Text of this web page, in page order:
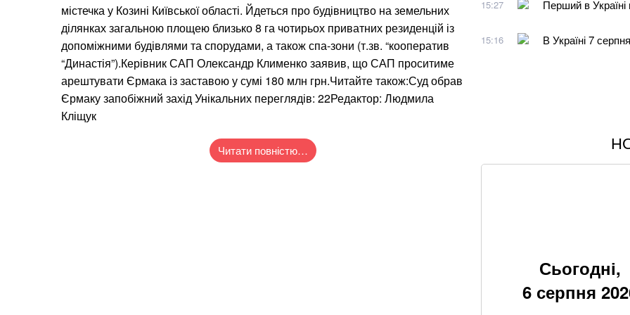
містечка у Козині Київської області. Йдеться про будівництво на земельних
ділянках загальною площею близько 8 га чотирьох приватних резиденцій із
допоміжними будівлями та спорудами, а також спа-зони (т.зв. “кооператив
“Династія”).Керівник САП Олександр Клименко заявив, що ‎САП проситиме
арештувати Єрмака із заставою у сумі 180 млн грн.‎Читайте також:Суд обрав
Єрмаку запобіжний захід Унікальних переглядів: 22Редактор: Людмила
Кліщук
Читати повністю…
15:27 Перший в
15:16 В Україні 7
Пенсіонерам
Ракетний удар
З 28 ракет –
Понад 20 років
Олексій Юков –
Сьогодні,
6 серпня